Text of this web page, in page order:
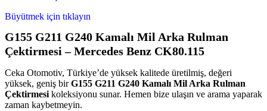
Büyütmek için tıklayın
G155 G211 G240 Kamalı Mil Arka Rulman
Çektirmesi – Mercedes Benz CK80.115
Ceka Otomotiv, Türkiye’de yüksek kalitede üretilmiş, değeri
yüksek, geniş birG155 G211 G240 Kamalı Mil Arka Rulman
Çektirmesi koleksiyonu sunar. Hemen bize ulaşın ve arama yaparak
zaman kaybetmeyin.